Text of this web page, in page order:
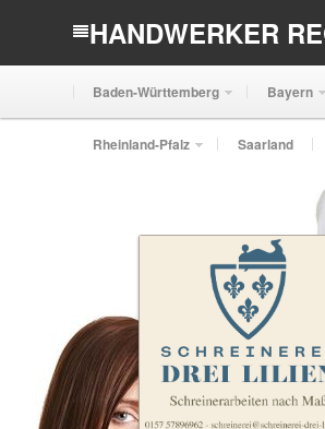
HANDWERKER
Baden-Württemberg Bayern
Rheinland-Pfalz Saarland